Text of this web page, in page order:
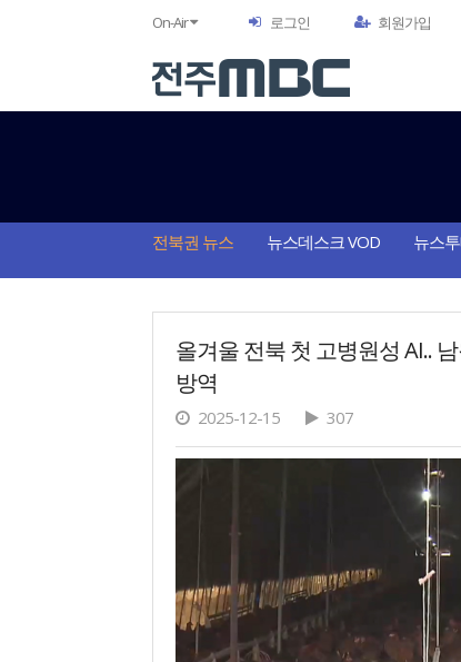
On-Air 로그인 회원가입
전북권 뉴스 뉴스데스크 VOD 뉴스
올겨울 전북 첫 고병원성 AI..
방역
2025-12-15 307